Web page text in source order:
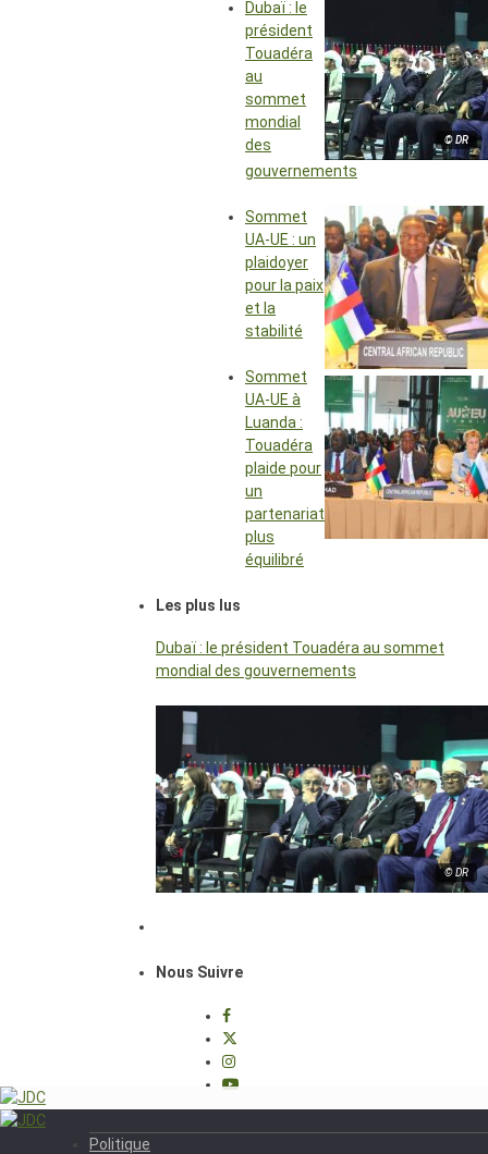
© DR
Dubaï : le
président
Touadéra
au
sommet
mondial
des
gouvernements
Sommet
UA-UE : un
plaidoyer
pour la paix
et la
stabilité
Sommet
UA-UE à
Luanda :
Touadéra
plaide pour
un
partenariat
plus
équilibré
Les plus lus
Dubaï : le président Touadéra au sommet
mondial des gouvernements
© DR
Nous Suivre
Politique